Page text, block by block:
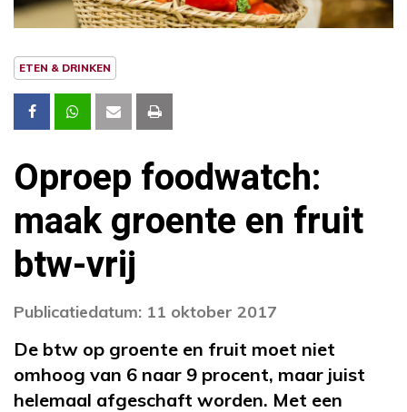
ETEN & DRINKEN
Oproep foodwatch:
maak groente en fruit
btw-vrij
Publicatiedatum: 11 oktober 2017
De btw op groente en fruit moet niet
omhoog van 6 naar 9 procent, maar juist
helemaal afgeschaft worden. Met een